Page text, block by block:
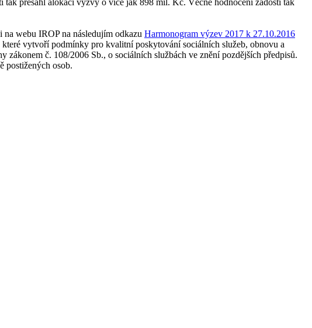
webu IROP na následujím odkazu Harmonogram výzev 2017 k 27.10.2016
vytvoří podmínky pro kvalitní poskytování sociálních služeb, obnovu a
č. 108/2006 Sb., o sociálních službách ve znění pozdějších předpisů.
postižených osob.